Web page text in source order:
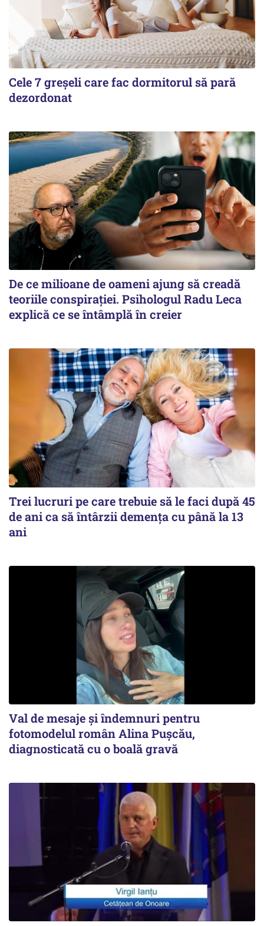
Cele 7 greșeli care fac dormitorul să pară
dezordonat
De ce milioane de oameni ajung să creadă
teoriile conspirației. Psihologul Radu Leca
explică ce se întâmplă în creier
Trei lucruri pe care trebuie să le faci după 45
de ani ca să întârzii demența cu până la 13
ani
Val de mesaje și îndemnuri pentru
fotomodelul român Alina Pușcău,
diagnosticată cu o boală gravă